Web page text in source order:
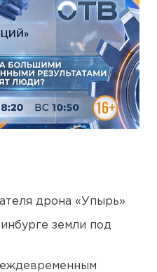
дрона «Упырь»
земли под